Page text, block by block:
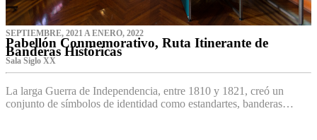
SEPTIEMBRE, 2021 A ENERO, 2022
Pabellón Conmemorativo, Ruta Itinerante de
Banderas Históricas
Sala Siglo XX
La larga Guerra de Independencia, entre 1810 y 1821, creó un
conjunto de símbolos de identidad como estandartes, banderas…